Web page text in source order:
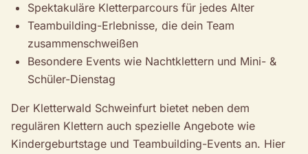
Spektakuläre Kletterparcours für jedes Alter
Teambuilding-Erlebnisse, die dein Team
zusammenschweißen
Besondere Events wie Nachtklettern und Mini- &
Schüler-Dienstag
Der Kletterwald Schweinfurt bietet neben dem
regulären Klettern auch spezielle Angebote wie
Kindergeburtstage und Teambuilding-Events an. Hier